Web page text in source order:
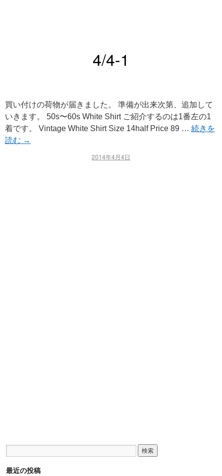
4/4-1
買い付けの荷物が届きました。 準備が出来次第、追加して
いきます。 50s〜60s White Shirt ご紹介するのは1番左の1
着です。 Vintage White Shirt Size 14half Price 89 … 続きを
読む →
2014年4月4日
最近の投稿